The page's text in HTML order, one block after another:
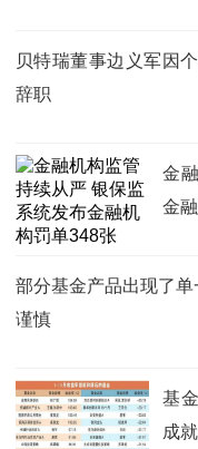
贝特瑞董事边义军因
辞职
金
金
部分基金产品出现了
谨慎
基
成